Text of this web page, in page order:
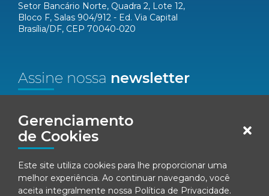
Gerenciamento
de Cookies
Este site utiliza cookies para lhe proporcionar uma
melhor experiência. Ao continuar navegando, você
aceita integralmente nossa Política de Privacidade.
Setor Bancário Norte, Quadra 2, Lote 12,
Bloco F, Salas 904/912 - Ed. Via Capital
Brasília/DF, CEP 70040-020
Assine nossa newsletter
Email*
Concordo em receber comunicações da Fenacon.